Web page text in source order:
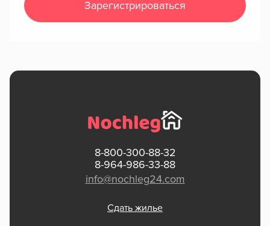
Зарегистрироваться
8-800-300-88-32
8-964-986-33-88
info@nochleg24.com
Сдать жилье